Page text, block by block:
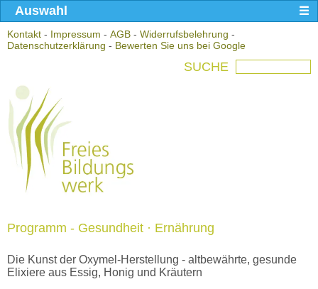
Kontakt - Impressum - AGB - Widerrufsbelehrung -
Datenschutzerklärung - Bewerten Sie uns bei Google
SUCHE
Programm - Gesundheit · Ernährung
Die Kunst der Oxymel-Herstellung - altbewährte, gesunde
Elixiere aus Essig, Honig und Kräutern
Auswahl